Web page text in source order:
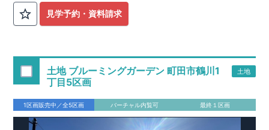
■オプションではありません！全棟標準搭載
ム・ガス衣類乾燥機・食洗器・宅配ボックス・玄関電子キー・
成材にヒノキを使用しております！
■長期優良住宅もっと詳しく
「いい家を作って、きちんと手
7つの厳しい技術基準をクリアした物件だけが認定を受けられる
長期優良住宅。
長期優良住宅として認定を受けるためには、国が定めた下記7つ
の技術基準をクリアする必要があります。東栄住宅は全棟でク
見学予約・資料請求
土地 ブルーミングガーデン 町田市鶴川1
丁目5区画
土地
1区画販売中／全5区画 バーチャル内覧可 最終１区画